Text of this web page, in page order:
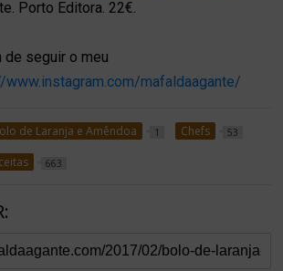
Porto Editora. 22€.
de seguir o meu
www.instagram.com/mafaldaagante/
de Laranja e Amêndoa 1 Chefs 53
663